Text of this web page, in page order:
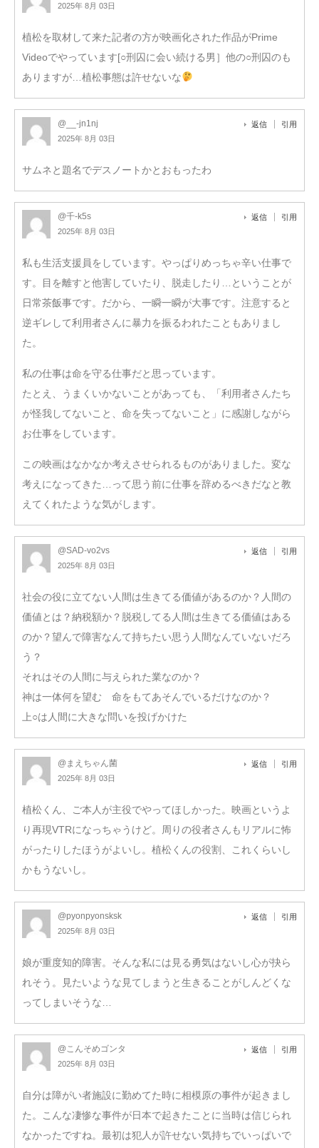
2025年 8月 03日
植松を取材して来た記者の方が映画化された作品がPrime
Videoでやっています[○刑囚に会い続ける男］他の○刑囚のも
ありますが…植松事態は許せないな
@__-jn1nj
2025年 8月 03日
返信 引用
サムネと題名でデスノートかとおもったわ
@千-k5s
2025年 8月 03日
返信 引用
私も生活支援員をしています。やっぱりめっちゃ辛い仕事で
す。目を離すと他害していたり、脱走したり…ということが
日常茶飯事です。だから、一瞬一瞬が大事です。注意すると
逆ギレして利用者さんに暴力を振るわれたこともありまし
た。
私の仕事は命を守る仕事だと思っています。
たとえ、うまくいかないことがあっても、「利用者さんたち
が怪我してないこと、命を失ってないこと」に感謝しながら
お仕事をしています。
この映画はなかなか考えさせられるものがありました。変な
考えになってきた…って思う前に仕事を辞めるべきだなと教
えてくれたような気がします。
@SAD-vo2vs
2025年 8月 03日
返信 引用
社会の役に立てない人間は生きてる価値があるのか？人間の
価値とは？納税額か？脱税してる人間は生きてる価値はある
のか？望んで障害なんて持ちたい思う人間なんていないだろ
う？
それはその人間に与えられた業なのか？
神は一体何を望む 命をもてあそんでいるだけなのか？
上○は人間に大きな問いを投げかけた
@まえちゃん菌
2025年 8月 03日
返信 引用
植松くん、ご本人が主役でやってほしかった。映画というよ
り再現VTRになっちゃうけど。周りの役者さんもリアルに怖
がったりしたほうがよいし。植松くんの役割、これくらいし
かもうないし。
@pyonpyonsksk
2025年 8月 03日
返信 引用
娘が重度知的障害。そんな私には見る勇気はないし心が抉ら
れそう。見たいような見てしまうと生きることがしんどくな
ってしまいそうな…
@こんそめゴンタ
2025年 8月 03日
返信 引用
自分は障がい者施設に勤めてた時に相模原の事件が起きまし
た。こんな凄惨な事件が日本で起きたことに当時は信じられ
なかったですね。最初は犯人が許せない気持ちでいっぱいで